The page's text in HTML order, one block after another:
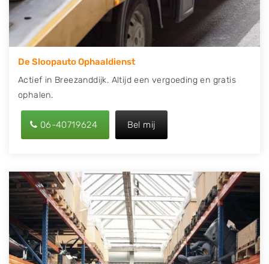
Peugeot, Porsche, Renault, Seat, Skoda, Suzuki, Tesla,
Toyota, Volkswagen en Volvo.
De Sloopauto Ophaaldienst
Actief in Breezanddijk. Altijd een vergoeding en gratis
ophalen.
06-40719624 Bel mij